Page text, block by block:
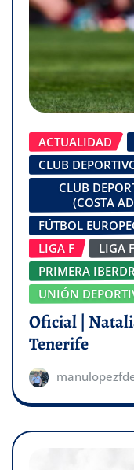
ACTUALIDAD
CLUB
CLUB
(COSTA
FÚTBOL
LIGA F
LIGA
PRIMERA
UNIÓN
Oficial |
Tenerife